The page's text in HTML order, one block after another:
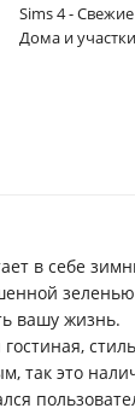
Sims 4 -
Дома и участки
в себе
вашу жизнь.
так это